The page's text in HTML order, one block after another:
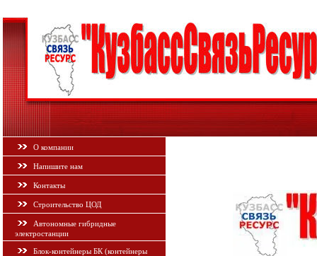
О компании
Напишите нам
Контакты
Строительство ЦОД
Автономные гибридные
электростанции
Блок-контейнеры БК (контейнеры